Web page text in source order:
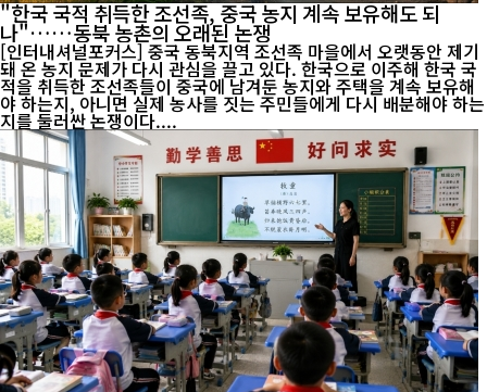
"한국 국적 취득한 조선족, 중국 농지 계속 보유해도 되
나"……동북 농촌의 오래된 논쟁
[인터내셔널포커스] 중국 동북지역 조선족 마을에서 오랫동안 제기
돼 온 농지 문제가 다시 관심을 끌고 있다. 한국으로 이주해 한국 국
적을 취득한 조선족들이 중국에 남겨둔 농지와 주택을 계속 보유해
야 하는지, 아니면 실제 농사를 짓는 주민들에게 다시 배분해야 하는
지를 둘러싼 논쟁이다....